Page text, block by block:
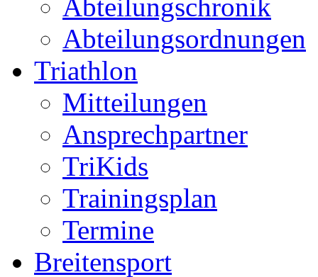
Abteilungschronik
Abteilungsordnungen
Triathlon
Mitteilungen
Ansprechpartner
TriKids
Trainingsplan
Termine
Breitensport